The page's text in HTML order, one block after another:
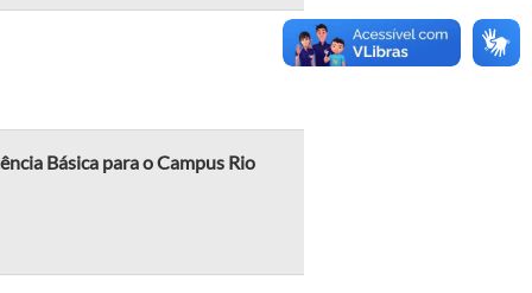
Básica para o Campus Rio